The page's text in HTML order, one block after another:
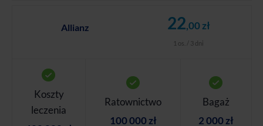
Allianz 22,00 zł
1 os. / 3 dni
Koszty
leczenia
Ratownictwo
100 000 zł
Bagaż
2 000 zł